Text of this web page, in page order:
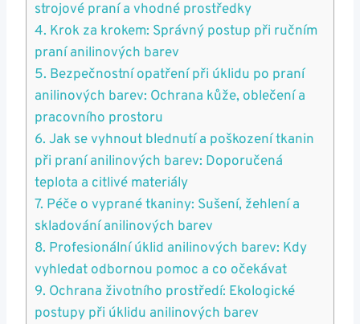
strojové praní a vhodné prostředky
4. Krok za krokem: Správný postup při ručním
praní anilinových barev
5. Bezpečnostní opatření při úklidu po praní
anilinových barev: Ochrana kůže, oblečení a
pracovního prostoru
6. Jak se vyhnout blednutí a poškození tkanin
při praní anilinových barev: Doporučená
teplota a citlivé materiály
7. Péče o vyprané tkaniny: Sušení, žehlení a
skladování anilinových barev
8. Profesionální úklid anilinových barev: Kdy
vyhledat odbornou pomoc a co očekávat
9. Ochrana životního prostředí: Ekologické
postupy při úklidu anilinových barev